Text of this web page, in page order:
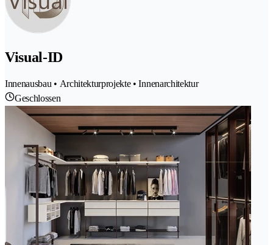
Visual-ID
Innenausbau • Architekturprojekte • Innenarchitektur
Geschlossen